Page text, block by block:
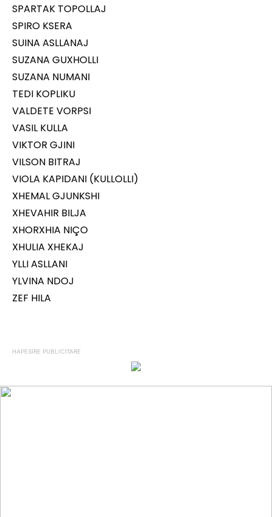
SPARTAK TOPOLLAJ
SPIRO KSERA
SUINA ASLLANAJ
SUZANA GUXHOLLI
SUZANA NUMANI
TEDI KOPLIKU
VALDETE VORPSI
VASIL KULLA
VIKTOR GJINI
VILSON BITRAJ
VIOLA KAPIDANI (KULLOLLI)
XHEMAL GJUNKSHI
XHEVAHIR BILJA
XHORXHIA NIÇO
XHULIA XHEKAJ
YLLI ASLLANI
YLVINA NDOJ
ZEF HILA